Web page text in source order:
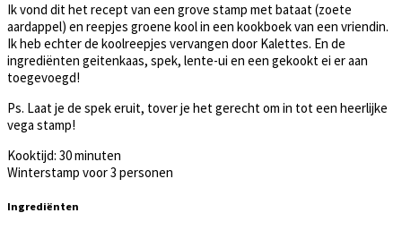
Ik vond dit het recept van een grove stamp met bataat (zoete
aardappel) en reepjes groene kool in een kookboek van een vriendin.
Ik heb echter de koolreepjes vervangen door Kalettes. En de
ingrediënten geitenkaas, spek, lente-ui en een gekookt ei er aan
toegevoegd!
Ps. Laat je de spek eruit, tover je het gerecht om in tot een heerlijke
vega stamp!
Kooktijd: 30 minuten
Winterstamp voor 3 personen
Ingrediënten